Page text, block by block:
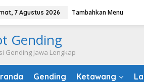
7 Agustus 2026 Tambahkan Menu
Gending
Gending Jawa Lengkap
Gending Ketawang